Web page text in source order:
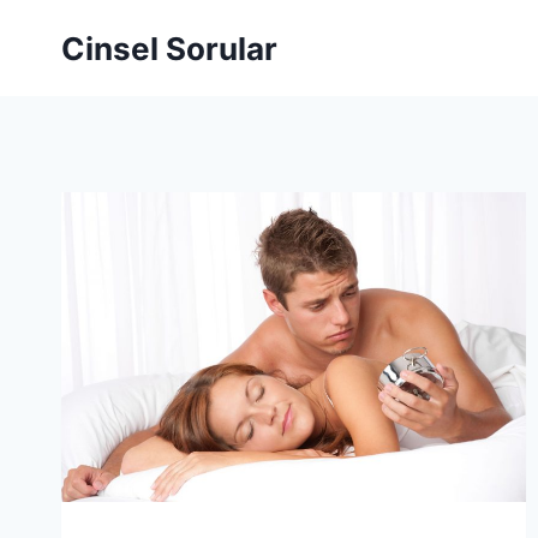
Cinsel Sorular